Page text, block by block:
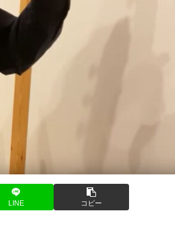
LINE コピー